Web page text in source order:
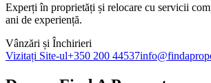
Experți în proprietăți și relocare cu servicii
ani de experiență.
Vânzări și Închirieri
Vizitați Site-ul+350 200 44537